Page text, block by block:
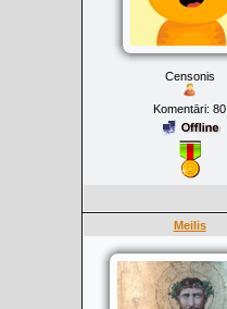
Censonis
Komentāri: 80
Meilis